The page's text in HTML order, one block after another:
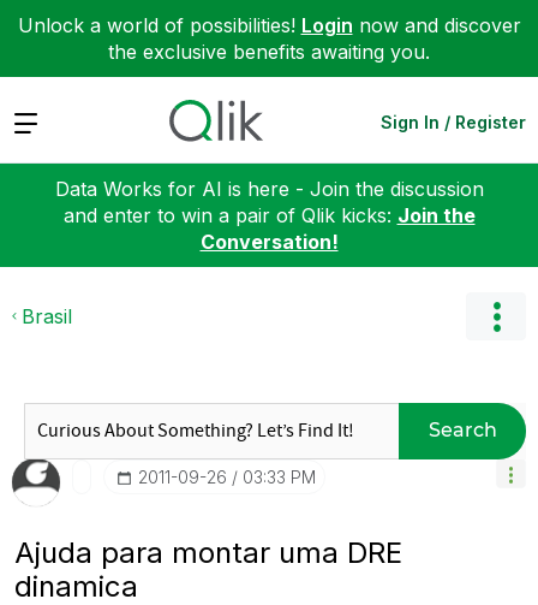
Unlock a world of possibilities! Login now and discover
the exclusive benefits awaiting you.
Expand Sign In / Register
Data Works for AI is here - Join the discussion
and enter to win a pair of Qlik kicks: Join the
Conversation!
Brasil
Search
‎2011-09-26 03:33 PM
Ajuda para montar uma DRE
dinamica